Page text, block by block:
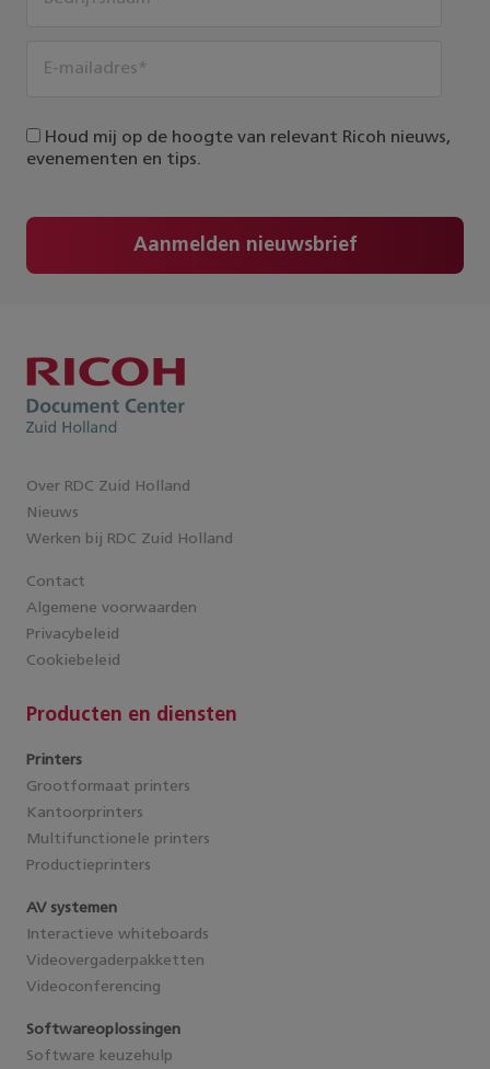
Houd mij op de hoogte van relevant Ricoh nieuws,
evenementen en tips.
Aanmelden nieuwsbrief
Over RDC Zuid Holland
Nieuws
Werken bij RDC Zuid Holland
Contact
Algemene voorwaarden
Privacybeleid
Cookiebeleid
Producten en diensten
Printers
Grootformaat printers
Kantoorprinters
Multifunctionele printers
Productieprinters
AV systemen
Interactieve whiteboards
Videovergaderpakketten
Videoconferencing
Softwareoplossingen
Software keuzehulp